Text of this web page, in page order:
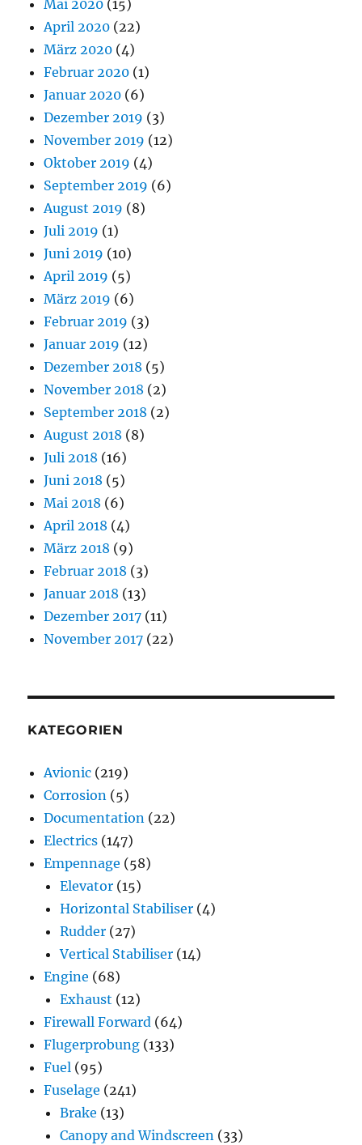
Mai 2020 (15)
April 2020 (22)
März 2020 (4)
Februar 2020 (1)
Januar 2020 (6)
Dezember 2019 (3)
November 2019 (12)
Oktober 2019 (4)
September 2019 (6)
August 2019 (8)
Juli 2019 (1)
Juni 2019 (10)
April 2019 (5)
März 2019 (6)
Februar 2019 (3)
Januar 2019 (12)
Dezember 2018 (5)
November 2018 (2)
September 2018 (2)
August 2018 (8)
Juli 2018 (16)
Juni 2018 (5)
Mai 2018 (6)
April 2018 (4)
März 2018 (9)
Februar 2018 (3)
Januar 2018 (13)
Dezember 2017 (11)
November 2017 (22)
KATEGORIEN
Avionic (219)
Corrosion (5)
Documentation (22)
Electrics (147)
Empennage (58)
Elevator (15)
Horizontal Stabiliser (4)
Rudder (27)
Vertical Stabiliser (14)
Engine (68)
Exhaust (12)
Firewall Forward (64)
Flugerprobung (133)
Fuel (95)
Fuselage (241)
Brake (13)
Canopy and Windscreen (33)